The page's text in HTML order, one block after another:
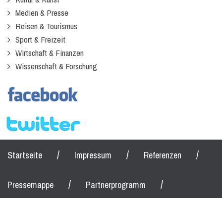
Medien & Presse
Reisen & Tourismus
Sport & Freizeit
Wirtschaft & Finanzen
Wissenschaft & Forschung
Startseite / Impressum / Referenzen /
Pressemappe / Partnerprogramm /